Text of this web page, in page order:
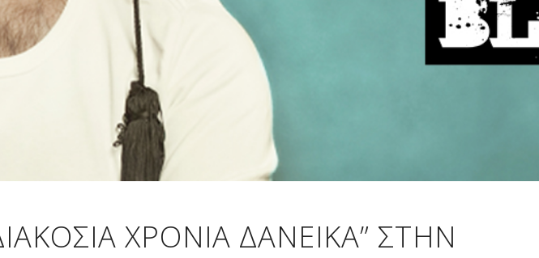
ΧΡΌΝΙΑ ΔΑΝΕΙΚΆ” ΣΤΗΝ